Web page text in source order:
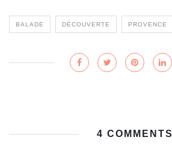
BALADE DÉCOUVERTE PROVENCE
4 COMMENTS